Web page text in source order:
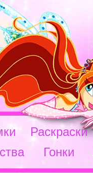
Раскраски
Гонки